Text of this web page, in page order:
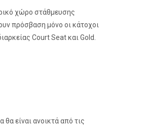
χώρο στάθμευσης
πρόσβαση μόνο οι κάτοχοι
Court Seat και Gold.
θα είναι ανοικτά από τις